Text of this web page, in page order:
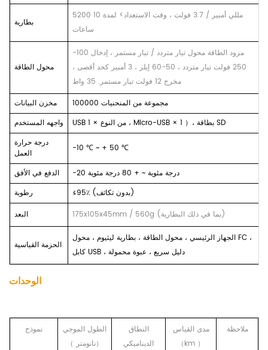
بطارية
5200 مللي أمبير / 3.7 فولت ، وقت الاستعداد> لمدة 10
ساعات
محول الطاقة
مزود الطاقة محول تيار متردد / تيار مستمر ، إدخال 100-
250 فولت تيار متردد ، 50-60 إيلز ، 3 أمبير كحد أقصى ،
مخرج 12 فولت تيار مستمر. 35 واط
مخزن البيانات
100000 مجموعة من المنحنيات
واجهه المستخدم
USB من النوع × 1 ، Micro-USB × 1 ） ،
بطاقة SD
درجة حرارة
العمل
-10 ℃ ~ + 50 ℃
الدفع في الأفق -20 درجة مئوية ~ + 80
درجة مئوية
رطوبة
≤95٪ (بدون تكاثف)
البعد
175x105x45mm / 560g (بما في ذلك البطارية)
الحزمة القياسية
الجهاز الرئيسي ، محول الطاقة ، بطارية ليثيوم ، محول FC ،
كابل USB ، دليل سريع ، عبوة محمولة
الوحدات
نموذج
الطول الموجي
（نانومتر ）
النطاق
الديناميكي
مدى القياس
（km ）
ملاحظة